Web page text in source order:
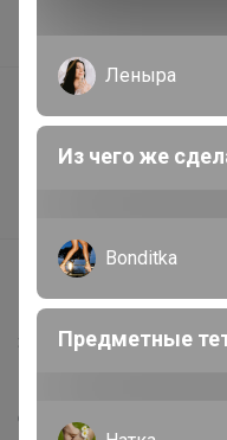
В наличии
Подарочные
Реклама на сайте
support@24-ok.ru
Написать в поддержку
Защита покупателя
О нас
Леныра
Из чего же
Bonditka
Предметные